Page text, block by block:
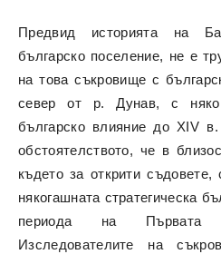
Предвид историята на
българско поселение, не е
на това съкровище с
север от р. Дунав, с
българско влияние до XIV
обстоятелството, че в
където за открити
някогашната стратегическа
периода на Първата
Изследователите на